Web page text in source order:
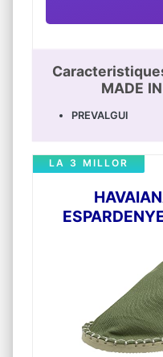
MADE
PREVALGUI
LA 3 MILLOR